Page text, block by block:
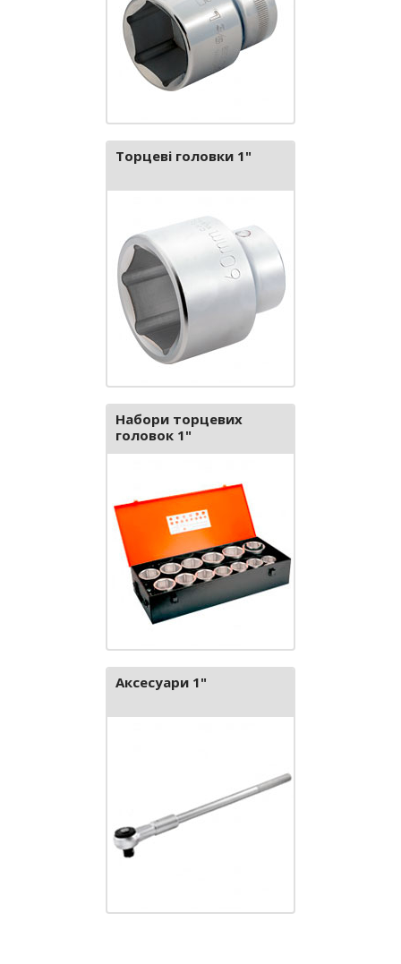
Торцеві головки 1"
Набори торцевих
головок 1"
Аксесуари 1"